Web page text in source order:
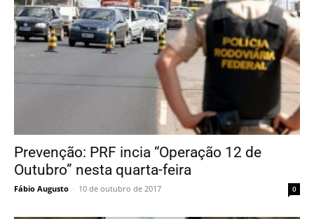
Prevenção: PRF incia “Operação 12 de
Outubro” nesta quarta-feira
Fábio Augusto - 10 de outubro de 2017 0